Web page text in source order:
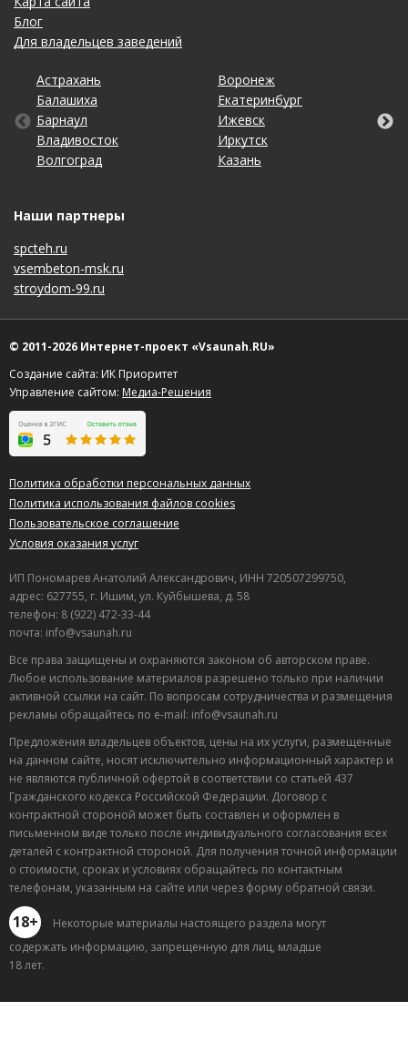
Блог
Для владельцев заведений
Астрахань
Балашиха
Барнаул
Владивосток
Волгоград
Воронеж
Екатеринбург
Ижевск
Иркутск
Казань
Калининград
Кемерово
Киров
Краснодар
Красноярск
Липецк
Махачкала
Набережные Челны
Нижний Новгород
Новосибирск
Омск
Оренбург
Пенза
Пермь
Ростов-на-Дону
Рязань
Самара
Санкт-Петербург
Саратов
Ставрополь
Тольятти
Томск
Тула
Тюмень
Ульяновск
Уфа
Хабаровск
Чебоксары
Челябинск
Ярославль
Наши партнеры
spcteh.ru
vsembeton-msk.ru
stroydom-99.ru
© 2011-2026 Интернет-проект «Vsaunah.RU»
Создание сайта: ИК Приоритет
Управление сайтом: Медиа-Решения
Политика обработки персональных данных
Политика использования файлов cookies
Пользовательское соглашение
Условия оказания услуг
ИП Пономарев Анатолий Александрович, ИНН 720507299750,
адрес: 627755, г. Ишим, ул. Куйбышева, д. 58
телефон: 8 (922) 472-33-44
почта: info@vsaunah.ru
Все права защищены и охраняются законом об авторском праве.
Любое использование материалов разрешено только при наличии
активной ссылки на сайт. По вопросам сотрудничества и размещения
рекламы обращайтесь по e-mail: info@vsaunah.ru
Предложения владельцев объектов, цены на их услуги, размещенные
на данном сайте, носят исключительно информационный характер и
не являются публичной офертой в соответствии со статьей 437
Гражданского кодекса Российской Федерации. Договор с
контрактной стороной может быть составлен и оформлен в
письменном виде только после индивидуального согласования всех
деталей с контрактной стороной. Для получения точной информации
о стоимости, сроках и условиях обращайтесь по контактным
телефонам, указанным на сайте или через форму обратной связи.
18+
Некоторые материалы настоящего раздела могут
содержать информацию, запрещенную для лиц, младше
18 лет.